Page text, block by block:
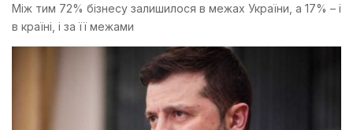
Між тим 72% бізнесу залишилося в межах України, а 17% – і
в країні, і за її межами